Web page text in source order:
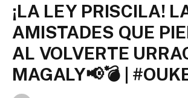
¡LA LEY PRISCILA!
AMISTADES QUE
AL VOLVERTE
MAGALY📢💣 |